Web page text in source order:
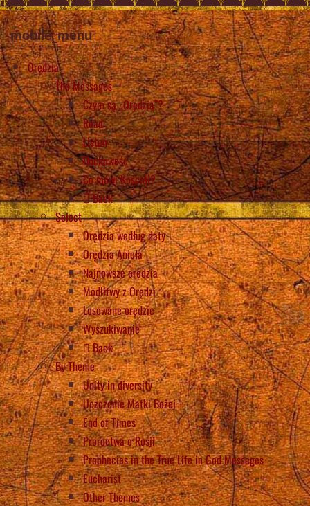
mobile_menu
Orędzia
The Messages
Czym są „Orędzia”?
Read
Listen
Duchowość
Co mówi Kościół?
Back
Select
Orędzia według daty
Orędzia Anioła
Najnowsze orędzia
Modlitwy z Orędzi
Losowane orędzie
Wyszukiwanie
Back
By Theme
Unity in diversity
Uczczenie Matki Bożej
End of Times
Proroctwa o Rosji
Prophecies in the True Life in God Messages
Eucharist
Other Themes